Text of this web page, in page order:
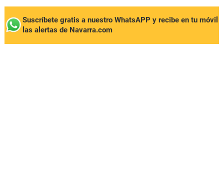
Suscríbete gratis a nuestro WhatsAPP y recibe en tu móvil
las alertas de Navarra.com